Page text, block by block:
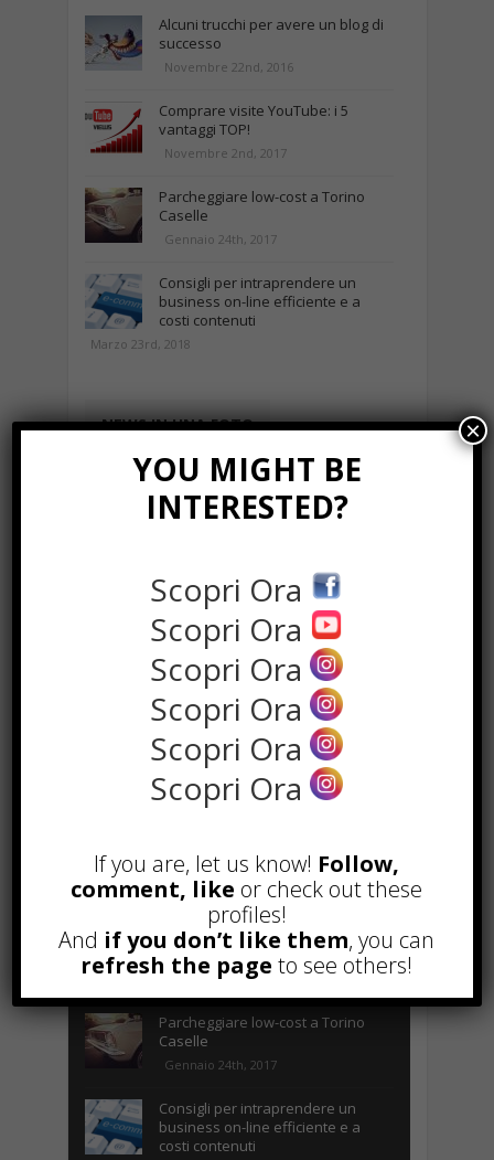
Alcuni trucchi per avere un blog di
successo
Novembre 22nd, 2016
Comprare visite YouTube: i 5
vantaggi TOP!
Novembre 2nd, 2017
Parcheggiare low-cost a Torino
Caselle
Gennaio 24th, 2017
Consigli per intraprendere un
business on-line efficiente e a
costi contenuti
Marzo 23rd, 2018
NEWS IN UNA FOTO
POPOLARI
successo
Novembre 22nd, 2016
Comprare visite YouTube: i 5
vantaggi TOP!
Novembre 2nd, 2017
Parcheggiare low-cost a Torino
Caselle
Gennaio 24th, 2017
Consigli per intraprendere un
business on-line efficiente e a
costi contenuti
YOU MIGHT BE
INTERESTED?
Scopri Ora
Scopri Ora
Scopri Ora
Scopri Ora
Scopri Ora
Scopri Ora
If you are, let us know! Follow,
comment, like or check out these
profiles!
And if you don’t like them, you can
refresh the page to see others!
×